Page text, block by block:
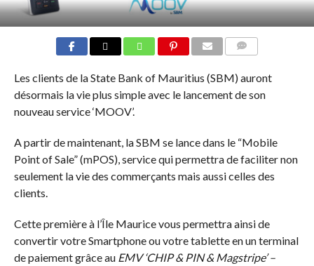
Les clients de la State Bank of Mauritius (SBM) auront
désormais la vie plus simple avec le lancement de son
nouveau service ‘MOOV’.
A partir de maintenant, la SBM se lance dans le “Mobile
Point of Sale” (mPOS), service qui permettra de faciliter non
seulement la vie des commerçants mais aussi celles des
clients.
Cette première à l’Île Maurice vous permettra ainsi de
convertir votre Smartphone ou votre tablette en un terminal
de paiement grâce au EMV ‘CHIP & PIN & Magstripe’ –